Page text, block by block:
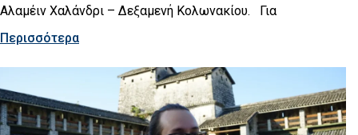
Αλαμέιν Χαλάνδρι – Δεξαμενή Κολωνακίου. Για
Περισσότερα